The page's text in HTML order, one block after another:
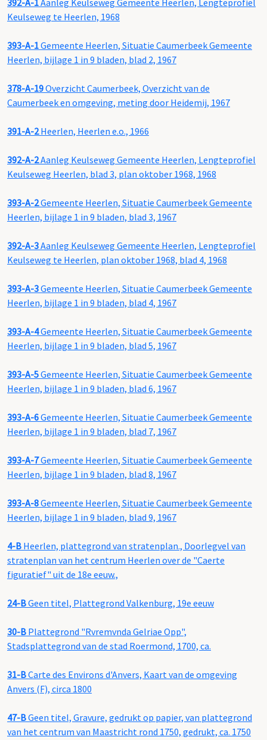
392-A-1Aanleg Keulseweg Gemeente Heerlen, Lengteprofiel
Keulseweg te Heerlen, 1968
393-A-1Gemeente Heerlen, Situatie Caumerbeek Gemeente
Heerlen, bijlage 1 in 9 bladen, blad 2, 1967
378-A-19Overzicht Caumerbeek, Overzicht van de
Caumerbeek en omgeving, meting door Heidemij, 1967
391-A-2Heerlen, Heerlen e.o., 1966
392-A-2Aanleg Keulseweg Gemeente Heerlen, Lengteprofiel
Keulseweg Heerlen, blad 3, plan oktober 1968, 1968
393-A-2Gemeente Heerlen, Situatie Caumerbeek Gemeente
Heerlen, bijlage 1 in 9 bladen, blad 3, 1967
392-A-3Aanleg Keulseweg Gemeente Heerlen, Lengteprofiel
Keulseweg te Heerlen, plan oktober 1968, blad 4, 1968
393-A-3Gemeente Heerlen, Situatie Caumerbeek Gemeente
Heerlen, bijlage 1 in 9 bladen, blad 4, 1967
393-A-4Gemeente Heerlen, Situatie Caumerbeek Gemeente
Heerlen, bijlage 1 in 9 bladen, blad 5, 1967
393-A-5Gemeente Heerlen, Situatie Caumerbeek Gemeente
Heerlen, bijlage 1 in 9 bladen, blad 6, 1967
393-A-6Gemeente Heerlen, Situatie Caumerbeek Gemeente
Heerlen, bijlage 1 in 9 bladen, blad 7, 1967
393-A-7Gemeente Heerlen, Situatie Caumerbeek Gemeente
Heerlen, bijlage 1 in 9 bladen, blad 8, 1967
393-A-8Gemeente Heerlen, Situatie Caumerbeek Gemeente
Heerlen, bijlage 1 in 9 bladen, blad 9, 1967
4-B Heerlen, plattegrond van stratenplan., Doorlegvel van
stratenplan van het centrum Heerlen over de "Caerte
figuratief" uit de 18e eeuw.,
24-BGeen titel, Plattegrond Valkenburg, 19e eeuw
30-B Plattegrond "Rvremvnda Gelriae Opp",
Stadsplattegrond van de stad Roermond, 1700, ca.
31-BCarte des Environs d'Anvers, Kaart van de omgeving
Anvers (F), circa 1800
47-BGeen titel, Gravure, gedrukt op papier, van plattegrond
van het centrum van Maastricht rond 1750, gedrukt, ca. 1750